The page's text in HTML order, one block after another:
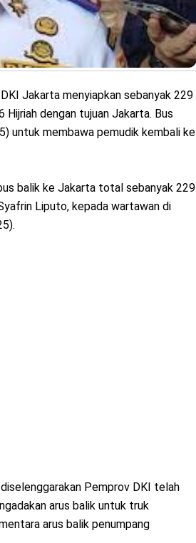
Jakarta menyiapkan sebanyak 229
dengan tujuan Jakarta. Bus
untuk membawa pemudik kembali ke
balik ke Jakarta total sebanyak 229
Liputo, kepada wartawan di
Pemprov DKI telah
arus balik untuk truk
arus balik penumpang